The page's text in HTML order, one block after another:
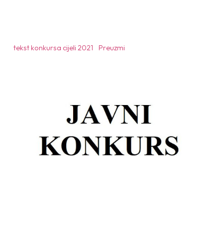
tekst konkursa cijeli 2021 Preuzmi